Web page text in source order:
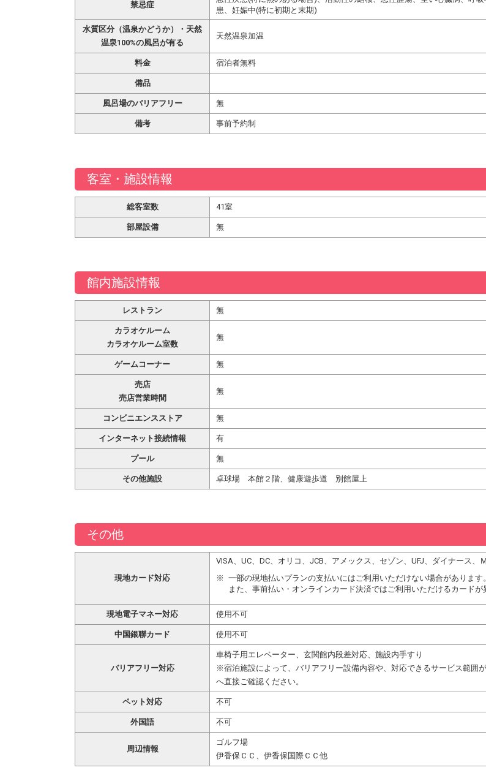
禁忌症
患、妊娠中(特に初期と末期)
水質区分（温泉かどうか）・天然
温泉100%の風呂が有る
天然温泉加温
料金 宿泊者無料
備品
風呂場のバリアフリー 無
備考 事前予約制
客室・施設情報
総客室数 41室
部屋設備 無
館内施設情報
レストラン 無
カラオケルーム
カラオケルーム室数
無
ゲームコーナー 無
売店
売店営業時間
無
コンビニエンスストア 無
インターネット接続情報 有
プール 無
その他施設 卓球場 本館２階、健康遊歩道 別館屋上
その他
現地カード対応
VISA、UC、DC、オリコ、JCB、アメックス、セゾン、UFJ、ダイナース、
一部の現地払いプランの支払いにはご利用いただけない場合があります。
また、事前払い・オンラインカード決済ではご利用いただけるカード
現地電子マネー対応 使用不可
中国銀聯カード 使用不可
バリアフリー対応
車椅子用エレベーター、玄関館内段差対応、施設内手すり
※宿泊施設によって、バリアフリー設備内容や、対応できるサービス範囲
へ直接ご確認ください。
ペット対応 不可
外国語 不可
周辺情報
ゴルフ場
伊香保ＣＣ、伊香保国際ＣＣ他